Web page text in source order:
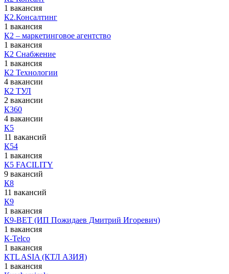
1 вакансия
К2.Консалтинг
1 вакансия
К2 – маркетинговое агентство
1 вакансия
К2 Снабжение
1 вакансия
К2 Технологии
4 вакансии
К2 ТУЛ
2 вакансии
К360
4 вакансии
К5
11 вакансий
К54
1 вакансия
К5 FACILITY
9 вакансий
К8
11 вакансий
К9
1 вакансия
К9-ВЕТ (ИП Пожидаев Дмитрий Игоревич)
1 вакансия
К-Telco
1 вакансия
КTL ASIA (КТЛ АЗИЯ)
1 вакансия